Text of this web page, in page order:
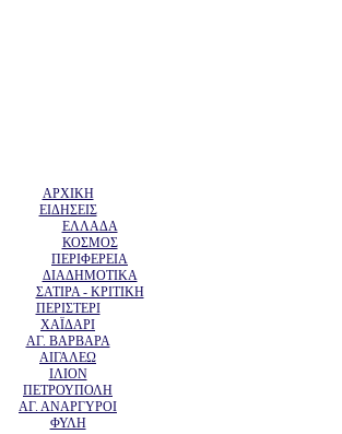
ΑΡΧΙΚΗ
ΕΙΔΗΣΕΙΣ
ΕΛΛΑΔΑ
ΚΟΣΜΟΣ
ΠΕΡΙΦΕΡΕΙΑ
ΔΙΑΔΗΜΟΤΙΚΑ
ΣΑΤΙΡΑ - ΚΡΙΤΙΚΗ
ΠΕΡΙΣΤΕΡΙ
ΧΑΪΔΑΡΙ
ΑΓ. ΒΑΡΒΑΡΑ
ΑΙΓΑΛΕΩ
ΙΛΙΟΝ
ΠΕΤΡΟΥΠΟΛΗ
ΑΓ. ΑΝΑΡΓΥΡΟΙ
ΦΥΛΗ